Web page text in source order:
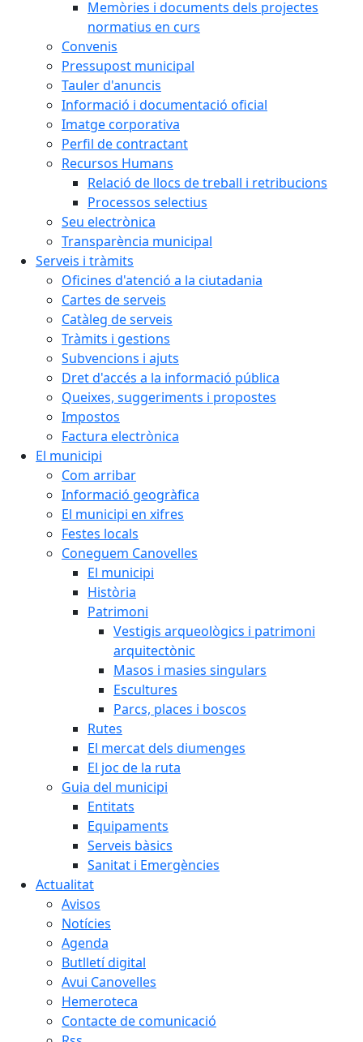
Memòries i documents dels projectes
normatius en curs
Convenis
Pressupost municipal
Tauler d'anuncis
Informació i documentació oficial
Imatge corporativa
Perfil de contractant
Recursos Humans
Relació de llocs de treball i retribucions
Processos selectius
Seu electrònica
Transparència municipal
Serveis i tràmits
Oficines d'atenció a la ciutadania
Cartes de serveis
Catàleg de serveis
Tràmits i gestions
Subvencions i ajuts
Dret d'accés a la informació pública
Queixes, suggeriments i propostes
Impostos
Factura electrònica
El municipi
Com arribar
Informació geogràfica
El municipi en xifres
Festes locals
Coneguem Canovelles
El municipi
Història
Patrimoni
Vestigis arqueològics i patrimoni
arquitectònic
Masos i masies singulars
Escultures
Parcs, places i boscos
Rutes
El mercat dels diumenges
El joc de la ruta
Guia del municipi
Entitats
Equipaments
Serveis bàsics
Sanitat i Emergències
Actualitat
Avisos
Notícies
Agenda
Butlletí digital
Avui Canovelles
Hemeroteca
Contacte de comunicació